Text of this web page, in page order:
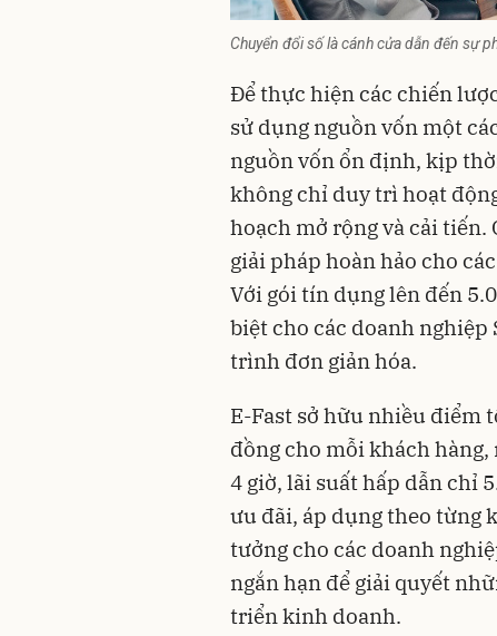
Chuyển đổi số là cánh cửa dẫn đến sự
Để thực hiện các chiến
sử dụng nguồn vốn một
nguồn vốn ổn định, kịp
không chỉ duy trì hoạt
hoạch mở rộng và cải tiến.
giải pháp hoàn hảo cho
Với gói tín dụng lên đến
biệt cho các doanh
trình đơn giản hóa.
E-Fast sở hữu nhiều điểm
đồng cho mỗi khách
4 giờ, lãi suất hấp dẫn chỉ
ưu đãi, áp dụng theo từng
tưởng cho các doanh
ngắn hạn để giải quyết
triển kinh doanh.